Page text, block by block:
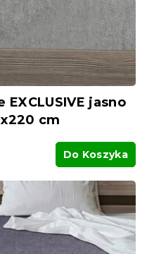
jasno
cm
Do Koszyka